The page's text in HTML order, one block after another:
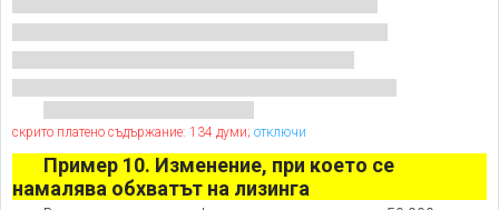
скрито платено съдържание: 134 думи; отключи
Пример 10. Изменение, при което се
намалява обхватът на лизинга